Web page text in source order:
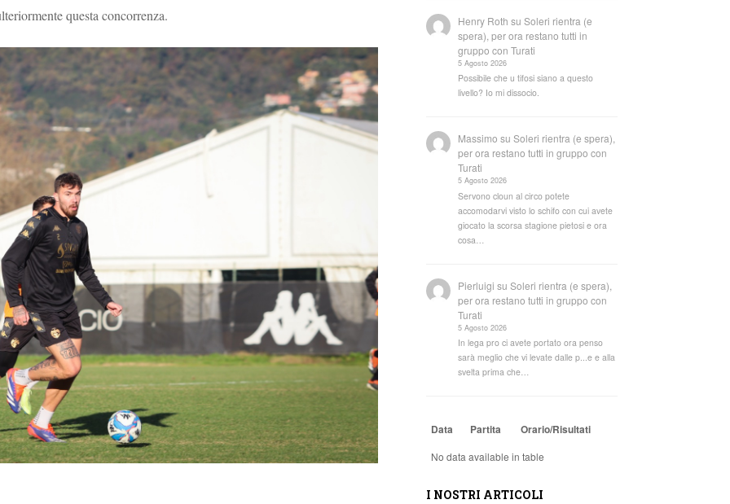
questa concorrenza.
Henry Roth suSoleri rientra (e
spera), per ora restano tutti in
gruppo con Turati
5 Agosto 2026
Possibile che u tifosi siano a questo
livello? Io mi dissocio.
Massimo suSoleri rientra (e spera),
per ora restano tutti in gruppo con
Turati
5 Agosto 2026
Servono cloun al circo potete
accomodarvi visto lo schifo con cui avete
giocato la scorsa stagione pietosi e ora
cosa…
Pierluigi suSoleri rientra (e spera),
per ora restano tutti in gruppo con
Turati
5 Agosto 2026
In lega pro ci avete portato ora penso
sarà meglio che vi levate dalle p...e e alla
svelta prima che…
Data Partita Orario/Risultati
No data available in table
I NOSTRI ARTICOLI